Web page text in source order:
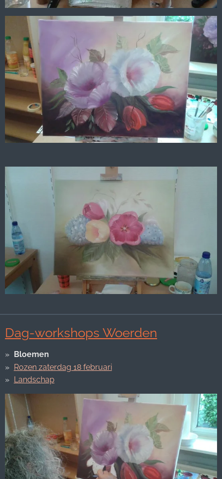
Dag-workshops Woerden
Bloemen
Rozen zaterdag 18 februari
Landschap